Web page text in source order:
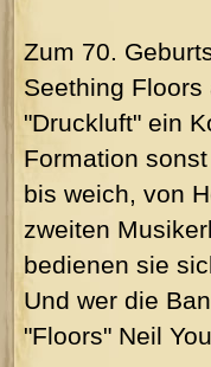
Zum 70.
Seething
"Druckluft" ein
Formation
bis weich, von
zweiten
bedienen sie
Und wer die
"Floors" Neil